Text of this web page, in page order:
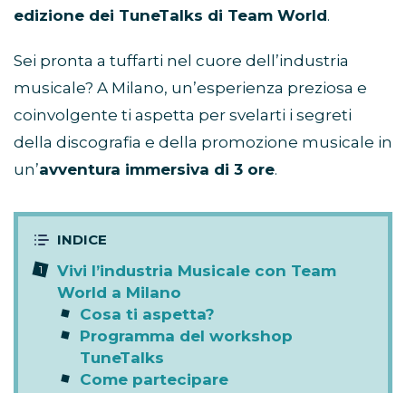
edizione dei TuneTalks di Team World.
Sei pronta a tuffarti nel cuore dell’industria
musicale? A Milano, un’esperienza preziosa e
coinvolgente ti aspetta per svelarti i segreti
della discografia e della promozione musicale in
un’avventura immersiva di 3 ore.
Vivi l’industria Musicale con Team
World a Milano
Cosa ti aspetta?
Programma del workshop
TuneTalks
Come partecipare